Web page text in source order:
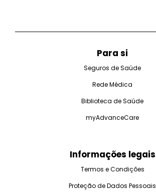
Para si
Seguros de Saúde
Rede Médica
Biblioteca de Saúde
myAdvanceCare
Informações legais
Termos e Condições
Proteção de Dados Pessoais